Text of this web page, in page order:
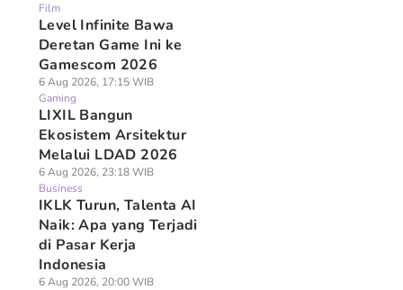
Film
Level Infinite Bawa
Deretan Game Ini ke
Gamescom 2026
6 Aug 2026, 17:15 WIB
Gaming
LIXIL Bangun
Ekosistem Arsitektur
Melalui LDAD 2026
6 Aug 2026, 23:18 WIB
Business
IKLK Turun, Talenta AI
Naik: Apa yang Terjadi
di Pasar Kerja
Indonesia
6 Aug 2026, 20:00 WIB